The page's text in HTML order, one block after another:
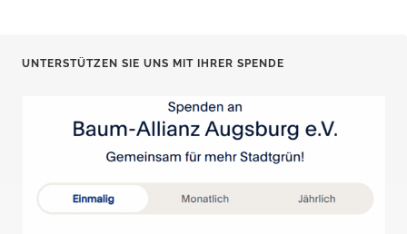
UNTERSTÜTZEN SIE UNS MIT IHRER SPENDE